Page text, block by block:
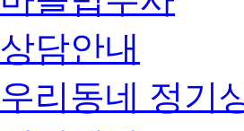
상담안내
우리동네 정기